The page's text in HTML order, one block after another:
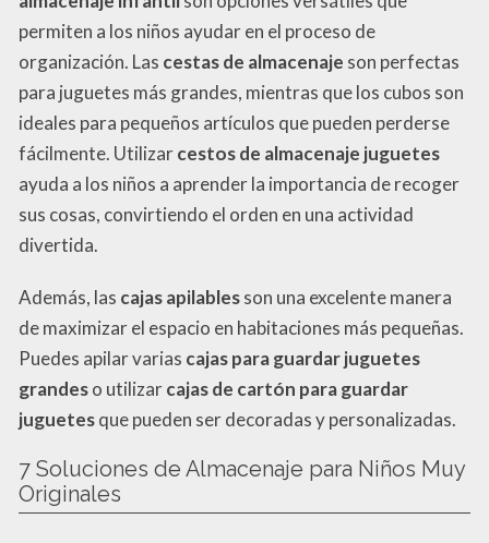
permiten a los niños ayudar en el proceso de
organización. Las cestas de almacenaje son perfectas
para juguetes más grandes, mientras que los cubos son
ideales para pequeños artículos que pueden perderse
fácilmente. Utilizarcestos de almacenaje juguetes
ayuda a los niños a aprender la importancia de recoger
sus cosas, convirtiendo el orden en una actividad
divertida.
Además, las cajas apilablesson una excelente manera
de maximizar el espacio en habitaciones más pequeñas.
Puedes apilar varias cajas para guardar juguetes
grandeso utilizarcajas de cartón para guardar
juguetesque pueden ser decoradas y personalizadas.
7 Soluciones de Almacenaje para Niños Muy
Originales